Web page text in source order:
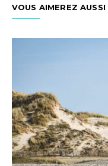
VOUS AIMEREZ AUSSI